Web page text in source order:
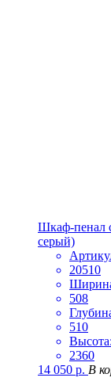
Шкаф-пенал
серый)
20510
508
510
Высота:
2360
14 050 р. В